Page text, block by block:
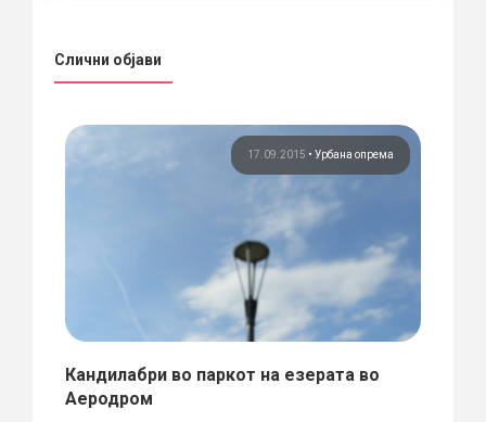
Слични објави
17.09.2015 • Урбана опрема
Кандилабри во паркот на езерата во
Аеродром